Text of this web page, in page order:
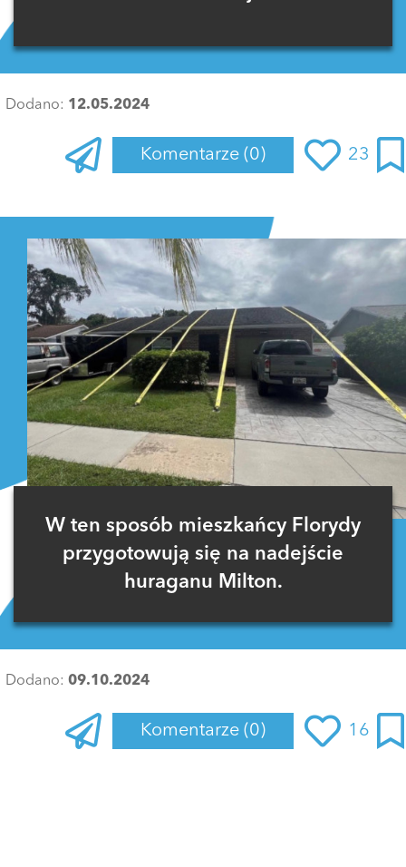
Dodano: 12.05.2024
Komentarze (0) 23
W ten sposób mieszkańcy Florydy
przygotowują się na nadejście
huraganu Milton.
Dodano: 09.10.2024
Komentarze (0) 16